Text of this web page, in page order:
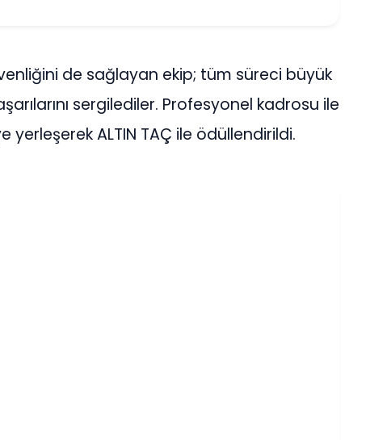
de sağlayan ekip; tüm süreci büyük
sergilediler. Profesyonel kadrosu ile
yerleşerek ALTIN TAÇ ile ödüllendirildi.